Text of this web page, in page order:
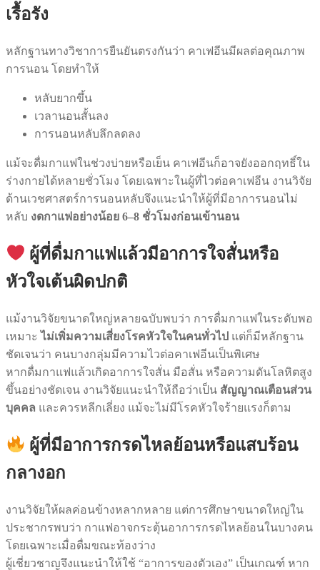
เรื้อรัง
หลักฐานทางวิชาการยืนยันตรงกันว่า คาเฟอีนมีผลต่อคุณภาพ
การนอน โดยทำให้
หลับยากขึ้น
เวลานอนสั้นลง
การนอนหลับลึกลดลง
แม้จะดื่มกาแฟในช่วงบ่ายหรือเย็น คาเฟอีนก็อาจยังออกฤทธิ์ใน
ร่างกายได้หลายชั่วโมง โดยเฉพาะในผู้ที่ไวต่อคาเฟอีน งานวิจัย
ด้านเวชศาสตร์การนอนหลับจึงแนะนำให้ผู้ที่มีอาการนอนไม่
หลับ งดกาแฟอย่างน้อย 6–8 ชั่วโมงก่อนเข้านอน
ผู้ที่ดื่มกาแฟแล้วมีอาการใจสั่นหรือ
หัวใจเต้นผิดปกติ
แม้งานวิจัยขนาดใหญ่หลายฉบับพบว่า การดื่มกาแฟในระดับพอ
เหมาะไม่เพิ่มความเสี่ยงโรคหัวใจในคนทั่วไป แต่ก็มีหลักฐาน
ชัดเจนว่า คนบางกลุ่มมีความไวต่อคาเฟอีนเป็นพิเศษ
หากดื่มกาแฟแล้วเกิดอาการใจสั่น มือสั่น หรือความดันโลหิตสูง
ขึ้นอย่างชัดเจน งานวิจัยแนะนำให้ถือว่าเป็น สัญญาณเตือนส่วน
บุคคล และควรหลีกเลี่ยง แม้จะไม่มีโรคหัวใจร้ายแรงก็ตาม
ผู้ที่มีอาการกรดไหลย้อนหรือแสบร้อน
กลางอก
งานวิจัยให้ผลค่อนข้างหลากหลาย แต่การศึกษาขนาดใหญ่ใน
ประชากรพบว่า กาแฟอาจกระตุ้นอาการกรดไหลย้อนในบางคน
โดยเฉพาะเมื่อดื่มขณะท้องว่าง
ผู้เชี่ยวชาญจึงแนะนำให้ใช้ “อาการของตัวเอง” เป็นเกณฑ์ หาก